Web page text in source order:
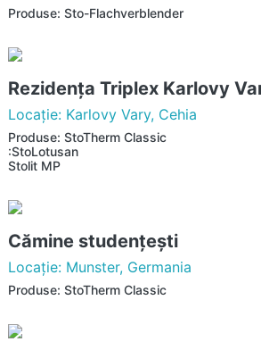
Produse: Sto-Flachverblender
Rezidenţa Triplex Karlovy
Locaţie: Karlovy Vary, Cehia
Produse: StoTherm Classic
:StoLotusan
Stolit MP
Cămine studenţeşti
Locaţie: Munster, Germania
Produse: StoTherm Classic